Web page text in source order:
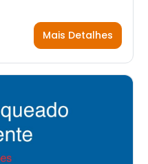
Mais Detalhes